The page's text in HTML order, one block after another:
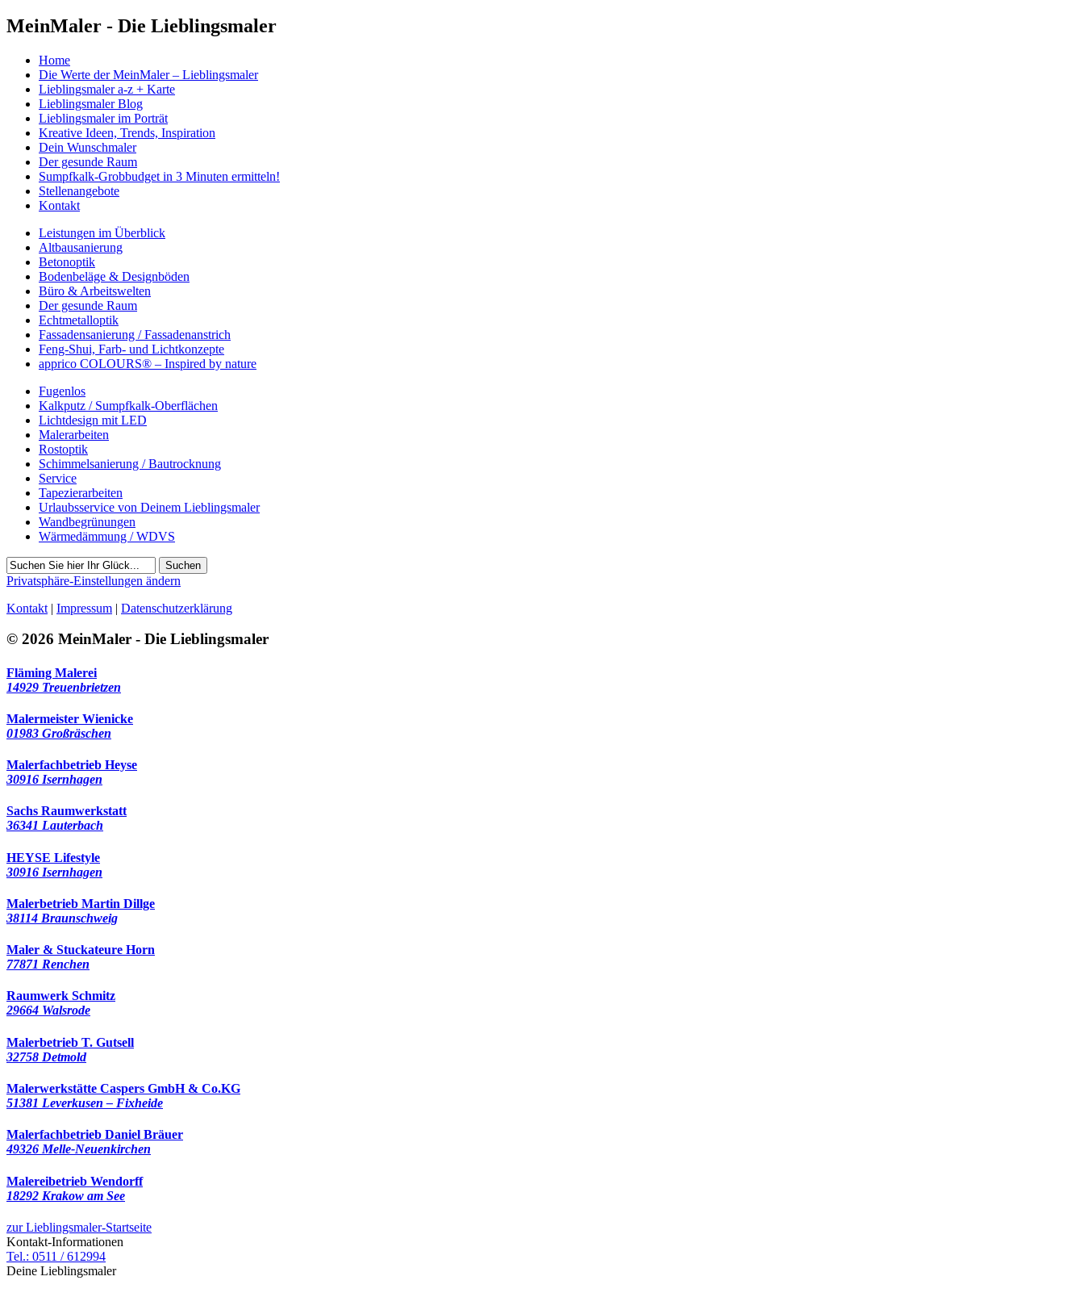
MeinMaler - Die Lieblingsmaler
Home
Die Werte der MeinMaler – Lieblingsmaler
Lieblingsmaler a-z + Karte
Lieblingsmaler Blog
Lieblingsmaler im Porträt
Kreative Ideen, Trends, Inspiration
Dein Wunschmaler
Der gesunde Raum
Sumpfkalk-Grobbudget in 3 Minuten ermitteln!
Stellenangebote
Kontakt
Leistungen im Überblick
Altbausanierung
Betonoptik
Bodenbeläge & Designböden
Büro & Arbeitswelten
Der gesunde Raum
Echtmetalloptik
Fassadensanierung / Fassadenanstrich
Feng-Shui, Farb- und Lichtkonzepte
apprico COLOURS® – Inspired by nature
Fugenlos
Kalkputz / Sumpfkalk-Oberflächen
Lichtdesign mit LED
Malerarbeiten
Rostoptik
Schimmelsanierung / Bautrocknung
Service
Tapezierarbeiten
Urlaubsservice von Deinem Lieblingsmaler
Wandbegrünungen
Wärmedämmung / WDVS
Suchen
Privatsphäre-Einstellungen ändern
Kontakt | Impressum | Datenschutzerklärung
© 2026 MeinMaler - Die Lieblingsmaler
Fläming Malerei
14929 Treuenbrietzen
Malermeister Wienicke
01983 Großräschen
Malerfachbetrieb Heyse
30916 Isernhagen
Sachs Raumwerkstatt
36341 Lauterbach
HEYSE Lifestyle
30916 Isernhagen
Malerbetrieb Martin Dillge
38114 Braunschweig
Maler & Stuckateure Horn
77871 Renchen
Raumwerk Schmitz
29664 Walsrode
Malerbetrieb T. Gutsell
32758 Detmold
Malerwerkstätte Caspers GmbH & Co.KG
51381 Leverkusen – Fixheide
Malerfachbetrieb Daniel Bräuer
49326 Melle-Neuenkirchen
Malereibetrieb Wendorff
18292 Krakow am See
zur Lieblingsmaler-Startseite
Kontakt-Informationen
Tel.: 0511 / 612994
Deine Lieblingsmaler